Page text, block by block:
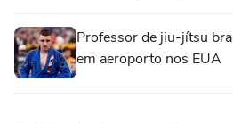
Professor de jiu-jítsu
em aeroporto nos EUA